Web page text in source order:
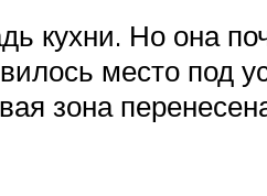
кухни. Но она
место под
зона